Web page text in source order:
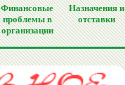
Финансовые
проблемы в
организации
Назначения и
отставки